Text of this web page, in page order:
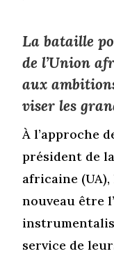
La bataille
de l’Union
aux
viser les
À l’approche
président de
africaine (UA),
nouveau être
service de